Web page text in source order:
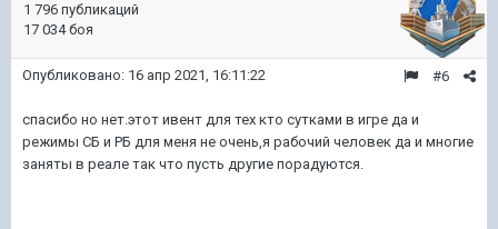
1 796 публикаций
17 034 боя
#6
Опубликовано: 16 апр 2021, 16:11:22
спасибо но нет.этот ивент для тех кто сутками в игре да и
режимы СБ и РБ для меня не очень,я рабочий человек да и многие
заняты в реале так что пусть другие порадуются.